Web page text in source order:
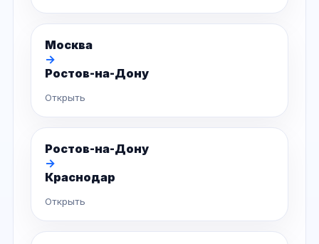
Москва
→
Ростов-на-Дону
Открыть
Ростов-на-Дону
→
Краснодар
Открыть